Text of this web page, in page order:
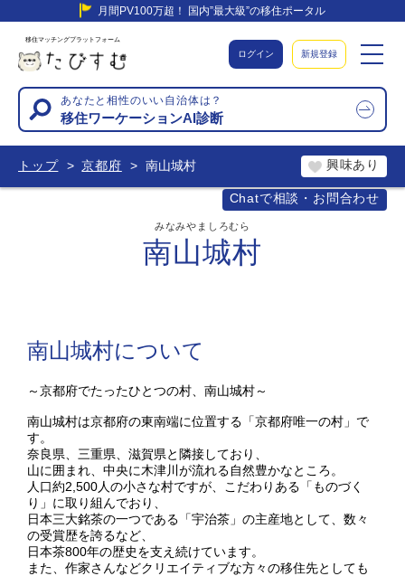
月間PV100万超！ 国内”最大級”の移住ポータル
移住マッチングプラットフォーム
ログイン 新規登録
あなたと相性のいい自治体は？
移住ワーケーションAI診断
トップ 京都府 南山城村
Chatで相談・お問合わせ
興味あり
南山城村
みなみやましろむら
南山城村について
～京都府でたったひとつの村、南山城村～
南山城村は京都府の東南端に位置する「京都府唯一の村」で
す。
奈良県、三重県、滋賀県と隣接しており、
山に囲まれ、中央に木津川が流れる自然豊かなところ。
人口約2,500人の小さな村ですが、こだわりある「ものづく
り」に取り組んでおり、
日本三大銘茶の一つである「宇治茶」の主産地として、数々
の受賞歴を誇るなど、
日本茶800年の歴史を支え続けています。
また、作家さんなどクリエイティブな方々の移住先としても